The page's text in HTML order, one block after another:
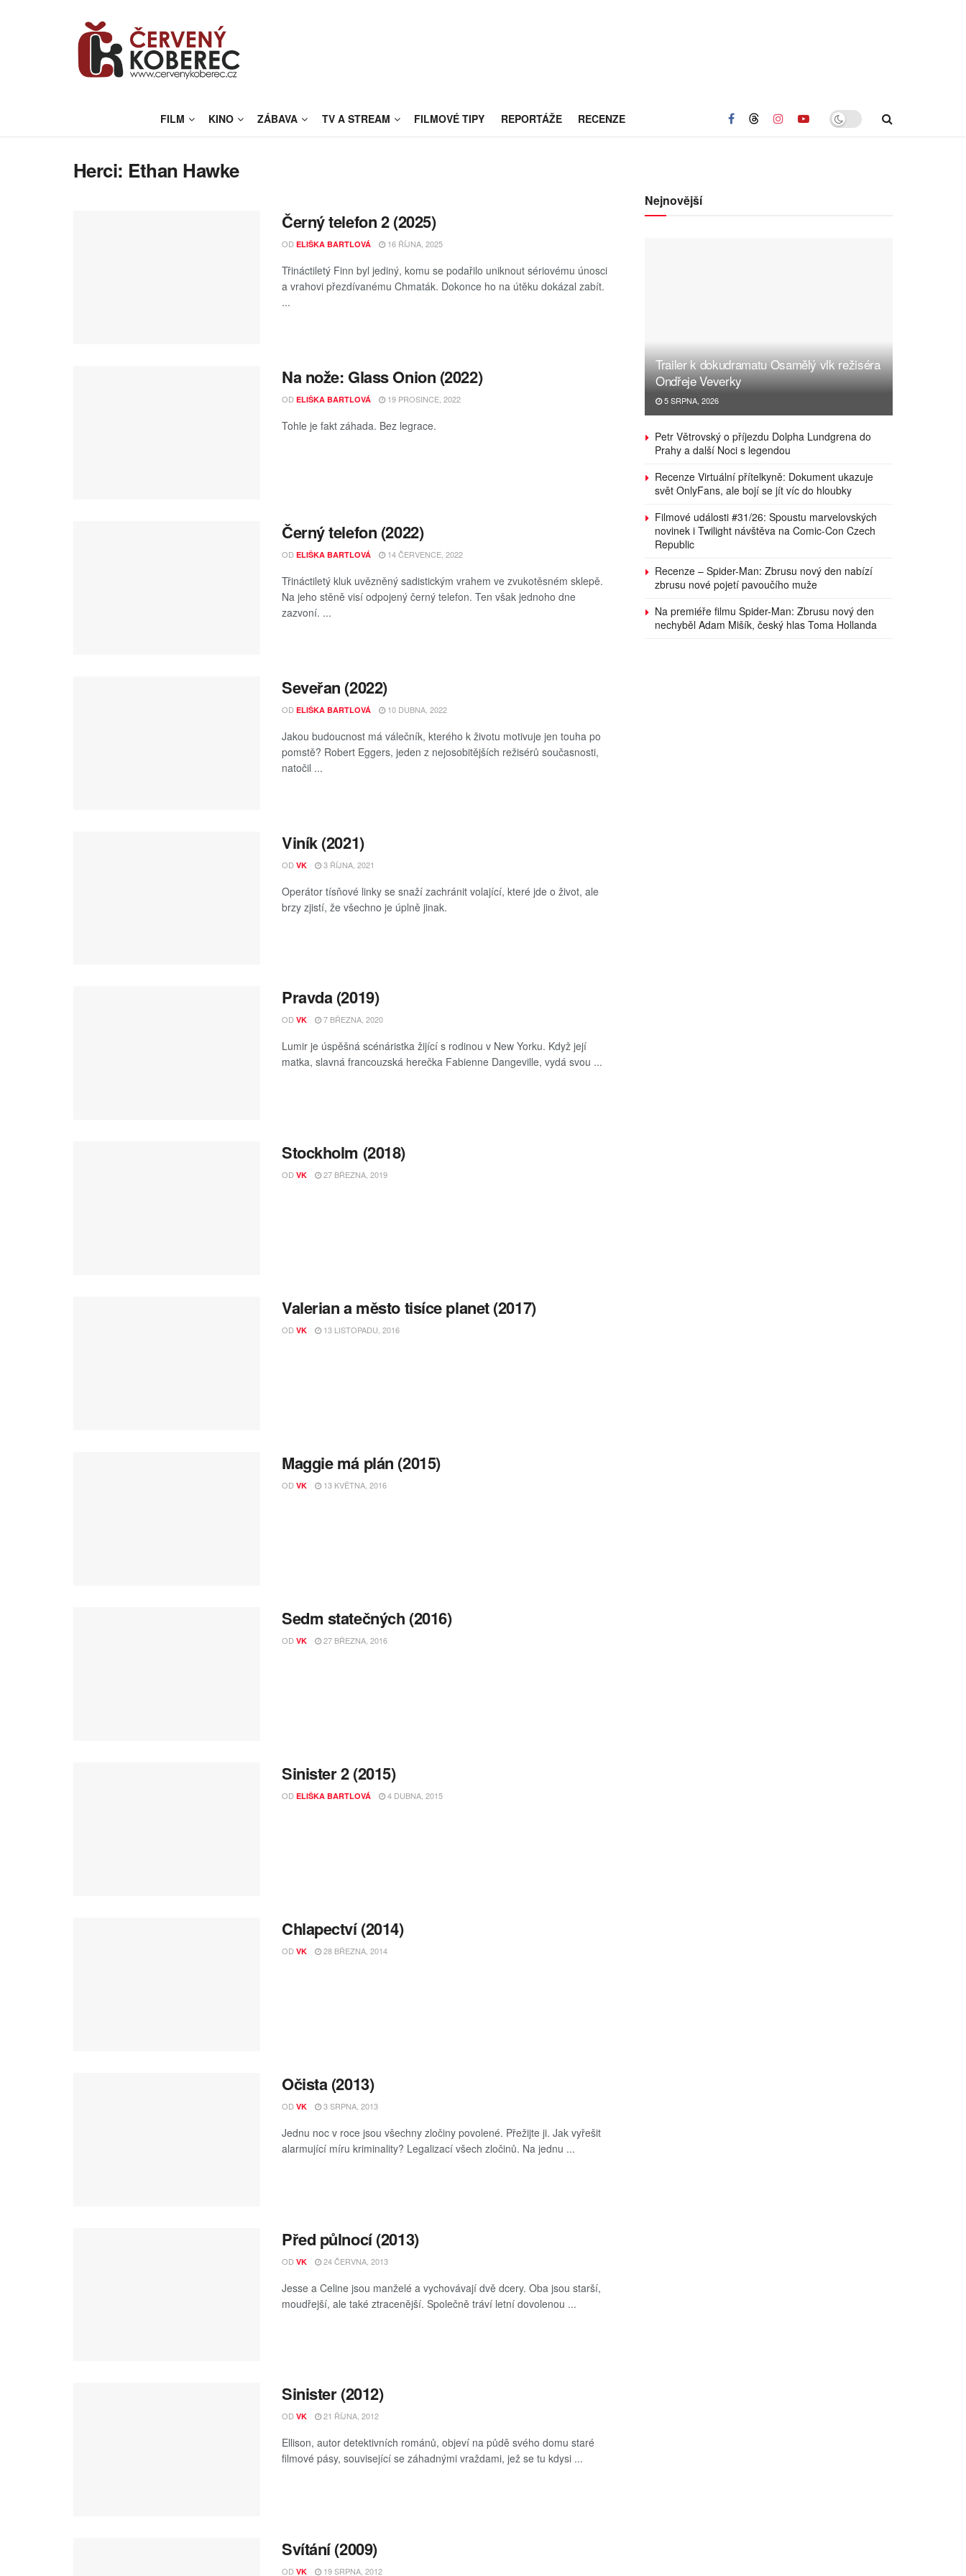
FILM KINO ZÁBAVA TV A STREAM FILMOVÉ TIPY REPORTÁŽE RECENZE
Herci: Ethan Hawke
Černý telefon 2 (2025)
OD ELIŠKA BARTLOVÁ 16 ŘÍJNA, 2025
Třináctiletý Finn byl jediný, komu se podařilo uniknout sériovému únosci
a vrahovi přezdívanému Chmaták. Dokonce ho na útěku dokázal zabít.
...
Na nože: Glass Onion (2022)
OD ELIŠKA BARTLOVÁ 19 PROSINCE, 2022
Tohle je fakt záhada. Bez legrace.
Černý telefon (2022)
OD ELIŠKA BARTLOVÁ 14 ČERVENCE, 2022
Třináctiletý kluk uvězněný sadistickým vrahem ve zvukotěsném sklepě.
Na jeho stěně visí odpojený černý telefon. Ten však jednoho dne
zazvoní. ...
Seveřan (2022)
OD ELIŠKA BARTLOVÁ 10 DUBNA, 2022
Jakou budoucnost má válečník, kterého k životu motivuje jen touha po
pomstě? Robert Eggers, jeden z nejosobitějších režisérů současnosti,
natočil ...
Viník (2021)
OD VK 3 ŘÍJNA, 2021
Operátor tísňové linky se snaží zachránit volající, které jde o život, ale
brzy zjistí, že všechno je úplně jinak.
Pravda (2019)
OD VK 7 BŘEZNA, 2020
Lumir je úspěšná scénáristka žijící s rodinou v New Yorku. Když její
matka, slavná francouzská herečka Fabienne Dangeville, vydá svou ...
Stockholm (2018)
OD VK 27 BŘEZNA, 2019
Valerian a město tisíce planet (2017)
OD VK 13 LISTOPADU, 2016
Maggie má plán (2015)
OD VK 13 KVĚTNA, 2016
Sedm statečných (2016)
OD VK 27 BŘEZNA, 2016
Sinister 2 (2015)
OD ELIŠKA BARTLOVÁ 4 DUBNA, 2015
Chlapectví (2014)
OD VK 28 BŘEZNA, 2014
Očista (2013)
OD VK 3 SRPNA, 2013
Jednu noc v roce jsou všechny zločiny povolené. Přežijte ji. Jak vyřešit
alarmující míru kriminality? Legalizací všech zločinů. Na jednu ...
Před půlnocí (2013)
OD VK 24 ČERVNA, 2013
Jesse a Celine jsou manželé a vychovávají dvě dcery. Oba jsou starší,
moudřejší, ale také ztracenější. Společně tráví letní dovolenou ...
Sinister (2012)
OD VK 21 ŘÍJNA, 2012
Ellison, autor detektivních románů, objeví na půdě svého domu staré
filmové pásy, související se záhadnými vraždami, jež se tu kdysi ...
Svítání (2009)
OD VK 19 SRPNA, 2012
Nejnovější
Trailer k dokudramatu Osamělý vlk režiséra
Ondřeje Veverky
5 SRPNA, 2026
Petr Větrovský o příjezdu Dolpha Lundgrena do
Prahy a další Noci s legendou
Recenze Virtuální přítelkyně: Dokument ukazuje
svět OnlyFans, ale bojí se jít víc do hloubky
Filmové události #31/26: Spoustu marvelovských
novinek i Twilight návštěva na Comic-Con Czech
Republic
Recenze – Spider-Man: Zbrusu nový den nabízí
zbrusu nové pojetí pavoučího muže
Na premiéře filmu Spider-Man: Zbrusu nový den
nechyběl Adam Mišík, český hlas Toma Hollanda